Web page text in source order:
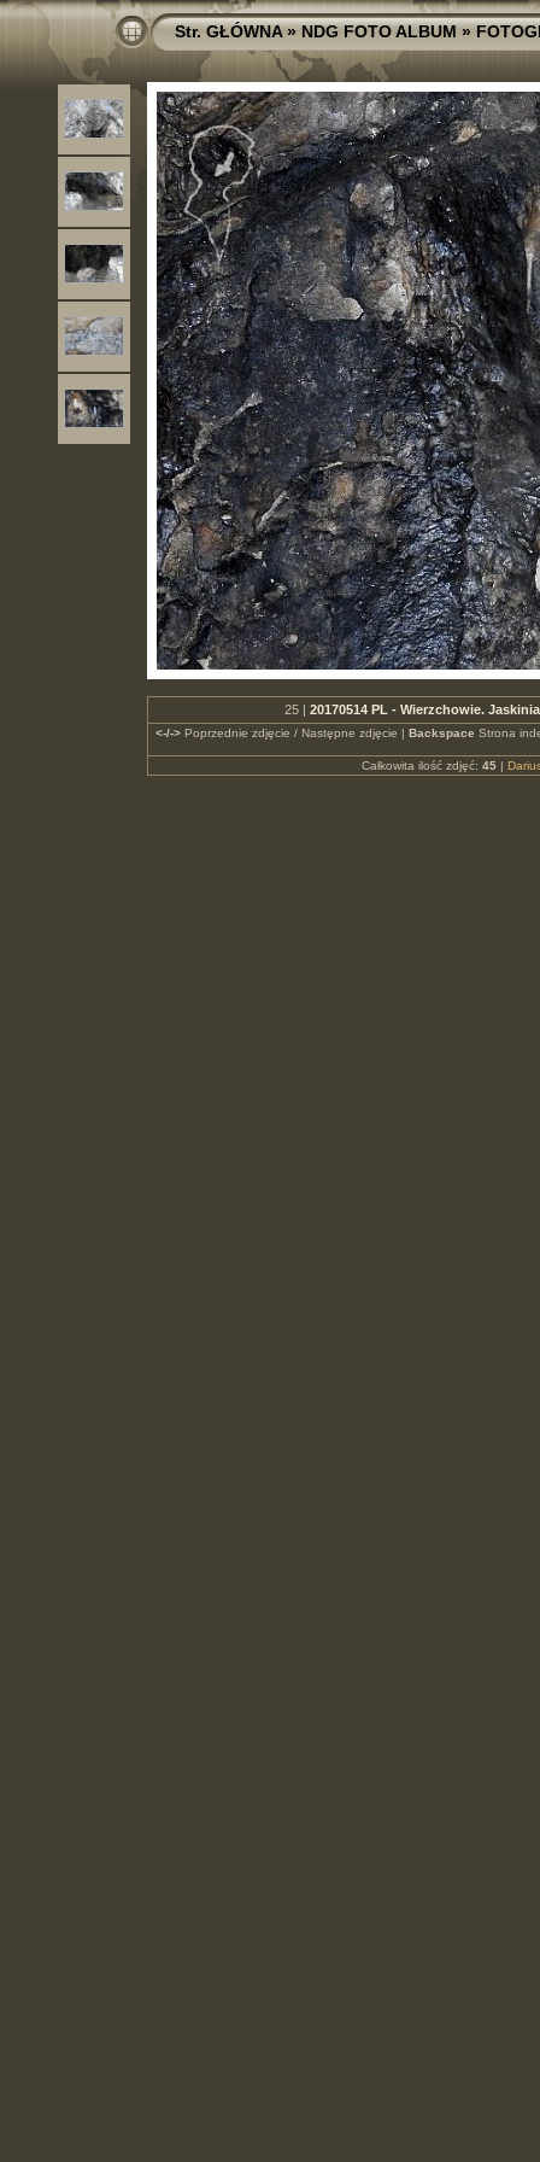
Str. GŁÓWNA»NDG FOTO ALBUM»
25 | 20170514 PL - Wierzchowie.
<-/->Poprzednie zdjęcie / Następne zdjęcie | Backspace Strona
Całkowita ilość zdjęć: 45|